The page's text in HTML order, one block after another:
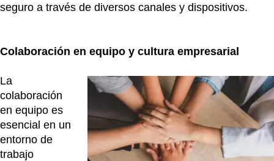
seguro a través de diversos canales y dispositivos.
Colaboración en equipo y cultura empresarial
La
colaboración
en equipo es
esencial en un
entorno de
trabajo